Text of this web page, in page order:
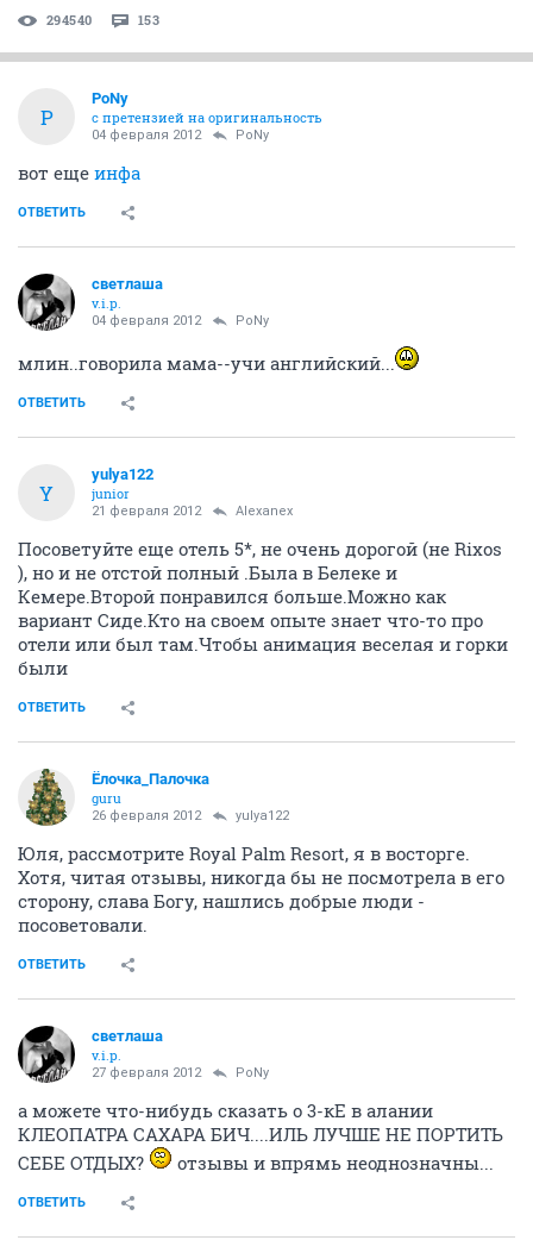
294540 153
P
PoNy
с претензией на оригинальность
04 февраля 2012 PoNy
вот еще инфа
ОТВЕТИТЬ
светлаша
v.i.p.
04 февраля 2012 PoNy
млин..говорила мама--учи английский...
ОТВЕТИТЬ
Y
yulya122
junior
21 февраля 2012 Alexanex
Посоветуйте еще отель 5*, не очень дорогой (не Rixos
), но и не отстой полный .Была в Белеке и
Кемере.Второй понравился больше.Можно как
вариант Сиде.Кто на своем опыте знает что-то про
отели или был там.Чтобы анимация веселая и горки
были
ОТВЕТИТЬ
Ёлочка_Палочка
guru
26 февраля 2012 yulya122
Юля, рассмотрите Royal Palm Resort, я в восторге.
Хотя, читая отзывы, никогда бы не посмотрела в его
сторону, слава Богу, нашлись добрые люди -
посоветовали.
ОТВЕТИТЬ
светлаша
v.i.p.
27 февраля 2012 PoNy
а можете что-нибудь сказать о 3-кЕ в алании
КЛЕОПАТРА САХАРА БИЧ....ИЛЬ ЛУЧШЕ НЕ ПОРТИТЬ
СЕБЕ ОТДЫХ?
отзывы и впрямь неоднозначны...
ОТВЕТИТЬ